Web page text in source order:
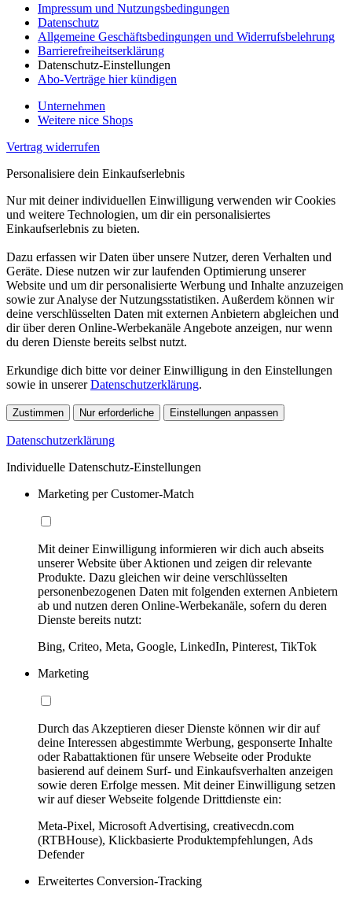
Impressum und Nutzungsbedingungen
Datenschutz
Allgemeine Geschäftsbedingungen und Widerrufsbelehrung
Barrierefreiheitserklärung
Datenschutz-Einstellungen
Abo-Verträge hier kündigen
Unternehmen
Weitere nice Shops
Vertrag widerrufen
Personalisiere dein Einkaufserlebnis
Nur mit deiner individuellen Einwilligung verwenden wir Cookies
und weitere Technologien, um dir ein personalisiertes
Einkaufserlebnis zu bieten.
Dazu erfassen wir Daten über unsere Nutzer, deren Verhalten und
Geräte. Diese nutzen wir zur laufenden Optimierung unserer
Website und um dir personalisierte Werbung und Inhalte anzuzeigen
sowie zur Analyse der Nutzungsstatistiken. Außerdem können wir
deine verschlüsselten Daten mit externen Anbietern abgleichen und
dir über deren Online-Werbekanäle Angebote anzeigen, nur wenn
du deren Dienste bereits selbst nutzt.
Erkundige dich bitte vor deiner Einwilligung in den Einstellungen
sowie in unsererDatenschutzerklärung.
Zustimmen Nur erforderliche Einstellungen anpassen
Datenschutzerklärung
Individuelle Datenschutz-Einstellungen
Marketing per Customer-Match
Mit deiner Einwilligung informieren wir dich auch abseits
unserer Website über Aktionen und zeigen dir relevante
Produkte. Dazu gleichen wir deine verschlüsselten
personenbezogenen Daten mit folgenden externen Anbietern
ab und nutzen deren Online-Werbekanäle, sofern du deren
Dienste bereits nutzt:
Bing, Criteo, Meta, Google, LinkedIn, Pinterest, TikTok
Marketing
Durch das Akzeptieren dieser Dienste können wir dir auf
deine Interessen abgestimmte Werbung, gesponserte Inhalte
oder Rabattaktionen für unsere Webseite oder Produkte
basierend auf deinem Surf- und Einkaufsverhalten anzeigen
sowie deren Erfolge messen. Mit deiner Einwilligung setzen
wir auf dieser Webseite folgende Drittdienste ein:
Meta-Pixel, Microsoft Advertising, creativecdn.com
(RTBHouse), Klickbasierte Produktempfehlungen, Ads
Defender
Erweitertes Conversion-Tracking